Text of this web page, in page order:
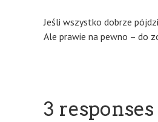
Jeśli wszystko dobrze
Ale prawie na pewno – do
3 responses